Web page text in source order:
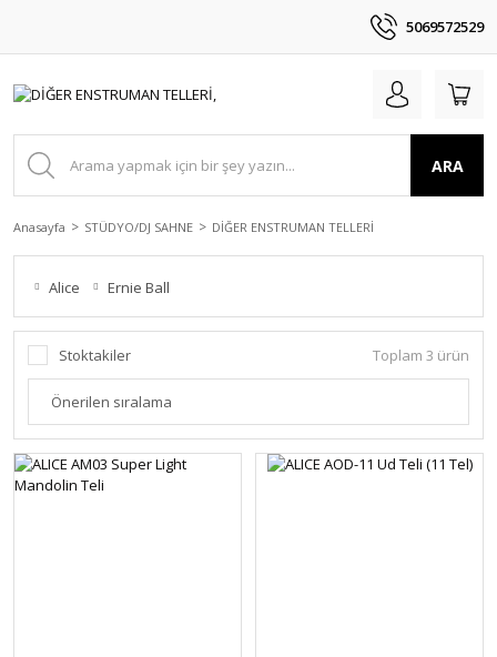
5069572529
ARA
Anasayfa STÜDYO/DJ SAHNE DİĞER ENSTRUMAN TELLERİ
Alice Ernie Ball
Stoktakiler Toplam 3 ürün